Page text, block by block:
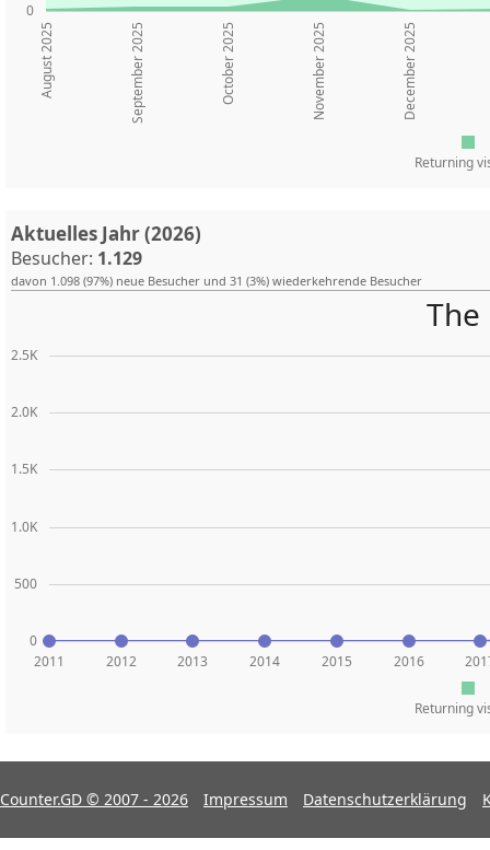
0
August 2025 September 2025 October 2025 November 2025 December 2025
Returning
Aktuelles Jahr (2026)
Besucher: 1.129
davon 1.098 (97%) neue Besucher und 31 (3%) wiederkehrende Besucher
0
500
1.0K
1.5K
2.0K
2.5K
2011 2012 2013 2014 2015 2016
Returning
The
Counter.GD © 2007 - 2026 Impressum Datenschutzerklärung